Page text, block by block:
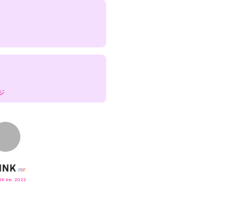
Inc. 2022